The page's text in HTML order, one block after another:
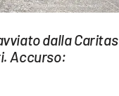
dalla Caritas
Accurso: